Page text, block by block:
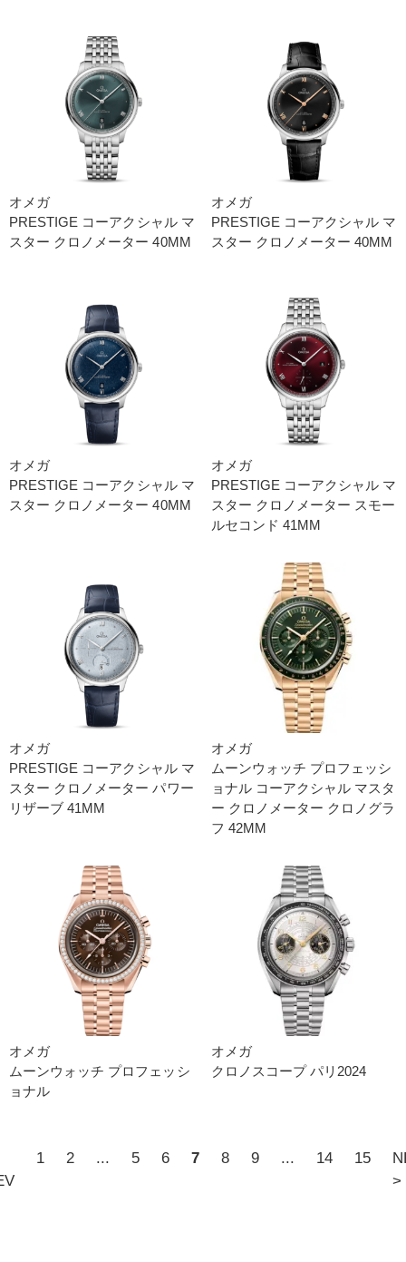
オメガ
PRESTIG E コーアクシャル マ
スター クロノメーター 40M M
オメガ
PRESTIG E コーアクシャル マ
スター クロノメーター 40M M
オメガ
PRESTIG E コーアクシャル マ
スター クロノメーター 40M M
オメガ
PRESTIG E コーアクシャル マ
スター クロノメーター スモー
ルセコンド 41M M
オメガ
PRESTIG E コーアクシャル マ
スター クロノメーター パワー
リザーブ 41M M
オメガ
ムーンウォッチ プロフェッシ
ョナ ル コーアクシャル マスタ
ー クロノメーター クロノグラ
フ 42M M
オメガ
ムーンウォッチ プロフェッシ
ョナ ル
オメガ
クロノスコープ パリ2024
1 2 ... 5 6 7 8 9 ... 14 15
>